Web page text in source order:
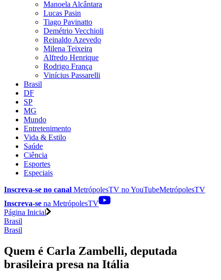
Manoela Alcântara
Lucas Pasin
Tiago Pavinatto
Demétrio Vecchioli
Reinaldo Azevedo
Milena Teixeira
Alfredo Henrique
Rodrigo França
Vinícius Passarelli
Brasil
DF
SP
MG
Mundo
Entretenimento
Vida & Estilo
Saúde
Ciência
Esportes
Especiais
Inscreva-se no canal MetrópolesTV noYouTubeMetrópolesTV
Inscreva-se na MetrópolesTV
Página Inicial
Brasil
Brasil
Quem é Carla Zambelli, deputada
brasileira presa na Itália